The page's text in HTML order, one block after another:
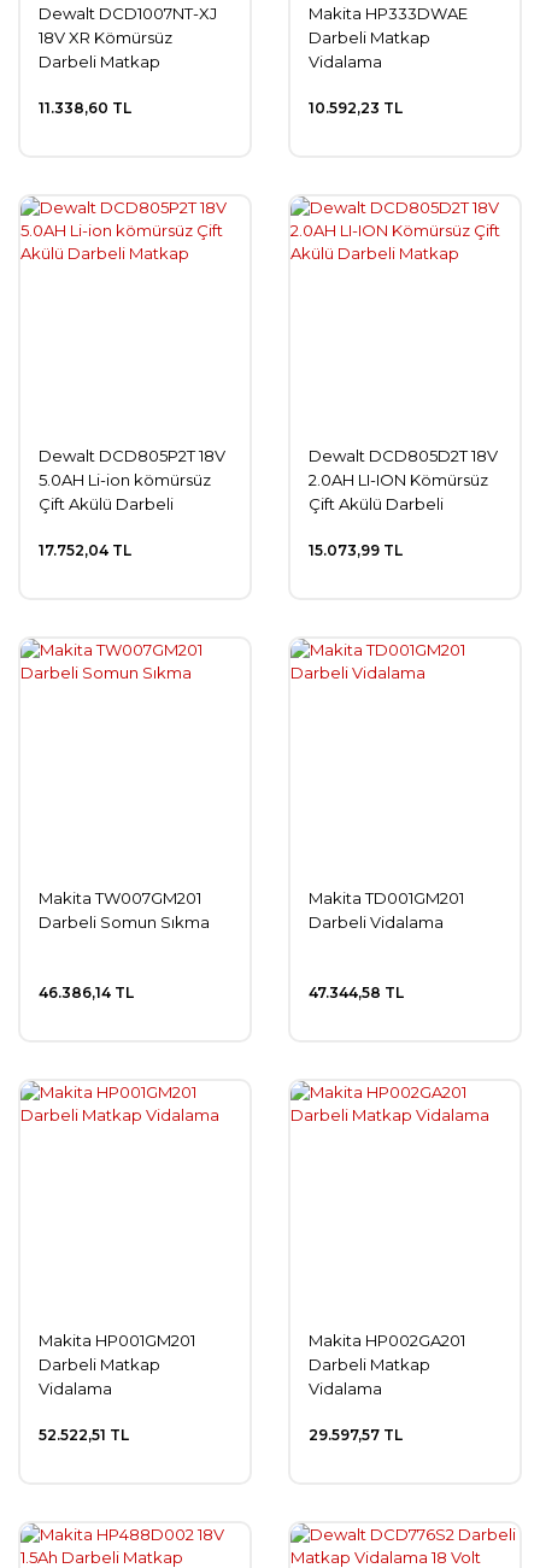
Dewalt DCD1007NT-XJ
18V XR Kömürsüz
Darbeli Matkap
11.338,60 TL
Makita HP333DWAE
Darbeli Matkap
Vidalama
10.592,23 TL
Dewalt DCD805P2T 18V
5.0AH Li-ion kömürsüz
Çift Akülü Darbeli
17.752,04 TL
Dewalt DCD805D2T 18V
2.0AH LI-ION Kömürsüz
Çift Akülü Darbeli
15.073,99 TL
Makita TW007GM201
Darbeli Somun Sıkma
46.386,14 TL
Makita TD001GM201
Darbeli Vidalama
47.344,58 TL
Makita HP001GM201
Darbeli Matkap
Vidalama
52.522,51 TL
Makita HP002GA201
Darbeli Matkap
Vidalama
29.597,57 TL